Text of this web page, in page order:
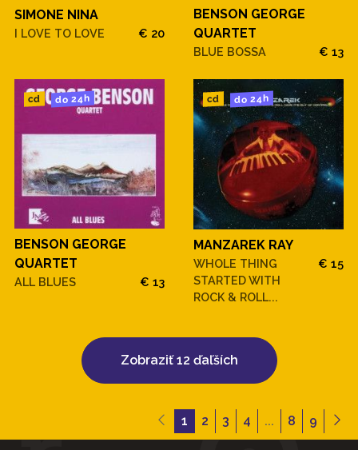
SIMONE NINA
I LOVE TO LOVE € 20
BENSON GEORGE
QUARTET
BLUE BOSSA € 13
cd do 24h
BENSON GEORGE
QUARTET
ALL BLUES € 13
cd do 24h
MANZAREK RAY
WHOLE THING
STARTED WITH
ROCK & ROLL...
€ 15
Zobraziť 12 ďaľších
1 2 3 4 ... 8 9